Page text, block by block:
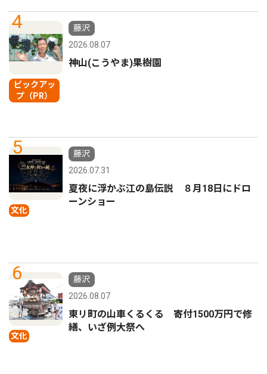
4
ピックアッ
プ（PR）
藤沢
2026.08.07
神山(こうやま)果樹園
5
文化
藤沢
2026.07.31
夏夜に浮かぶ江の島伝説 ８月18日にドロ
ーンショー
6
文化
藤沢
2026.08.07
東リ町の山車くるくる 寄付1500万円で修
繕、いざ例大祭へ